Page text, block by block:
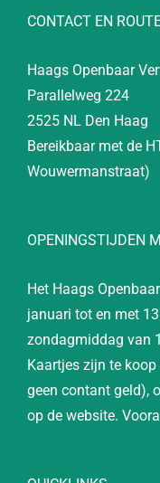
CONTACT EN
Haags Openbaar
Parallelweg 224
2525 NL Den Haag
Bereikbaar met de
Wouwermanstraat)
OPENINGSTIJDEN
Het Haags
januari tot en met
zondagmiddag van
Kaartjes zijn te
geen contant geld),
op de website.